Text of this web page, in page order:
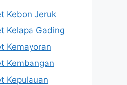
Kebon Jeruk
Kelapa Gading
Kemayoran
Kembangan
Kepulauan